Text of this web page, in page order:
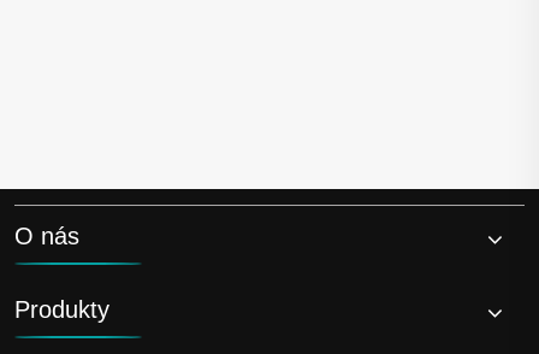
O nás
Produkty